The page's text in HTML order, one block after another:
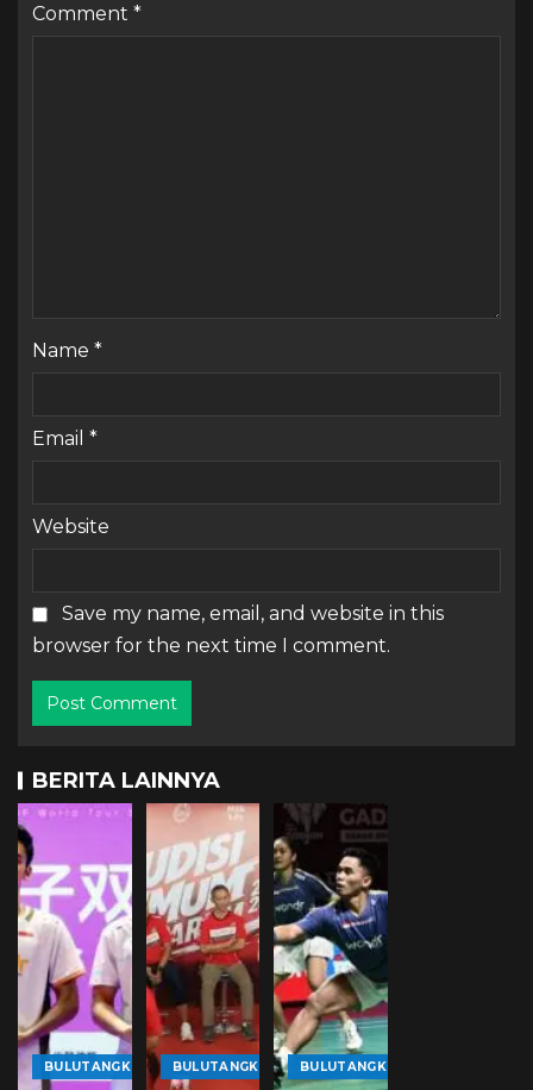
Comment *
Name *
Email *
Website
Save my name, email, and website in this
browser for the next time I comment.
BERITA LAINNYA
BULUTANGKIS BULUTANGKIS BULUTANGKIS